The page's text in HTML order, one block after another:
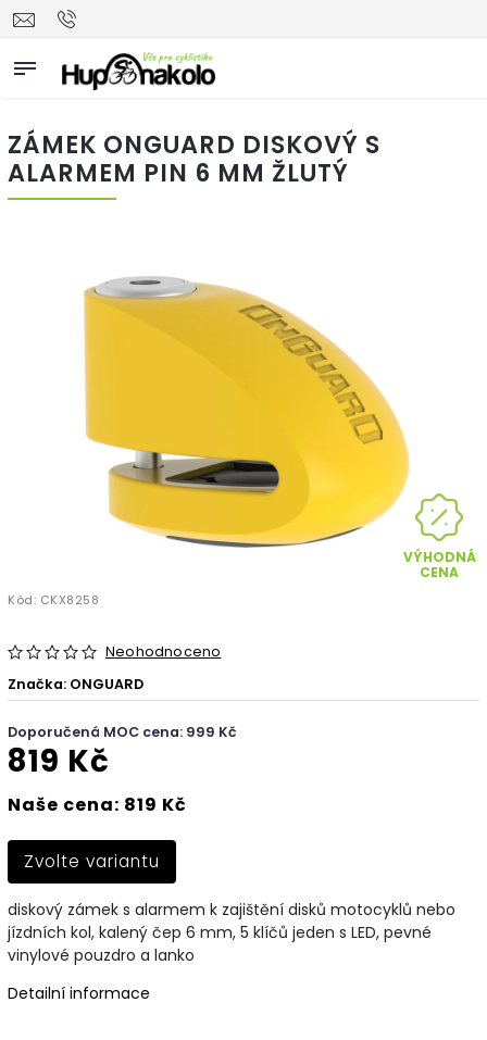
ZÁMEK ONGUARD DISKOVÝ S
ALARMEM PIN 6 MM ŽLUTÝ
VÝHODNÁ
CENA
Kód: CKX8258
Neohodnoceno
Značka: ONGUARD
Doporučená MOC cena: 999 Kč
819 Kč
Naše cena: 819 Kč
Zvolte variantu
diskový zámek s alarmem k zajištění disků motocyklů nebo
jízdních kol, kalený čep 6 mm, 5 klíčů jeden s LED, pevné
vinylové pouzdro a lanko
Detailní informace